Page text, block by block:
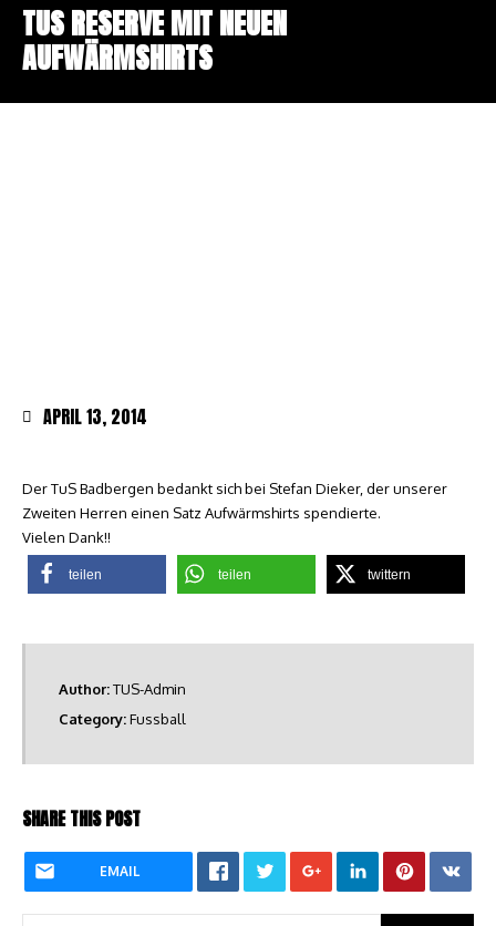
TUS RESERVE MIT NEUEN
AUFWÄRMSHIRTS
APRIL 13, 2014
Der TuS Badbergen bedankt sich bei Stefan Dieker, der unserer
Zweiten Herren einen Satz Aufwärmshirts spendierte.
Vielen Dank!!
teilen teilen twittern
Author:TUS-Admin
Category:Fussball
SHARE THIS POST
EMAIL